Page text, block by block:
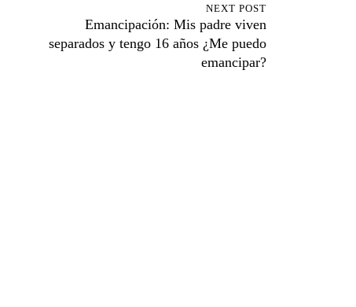
NEXT POST
Emancipación: Mis padre viven
separados y tengo 16 años ¿Me puedo
emancipar?